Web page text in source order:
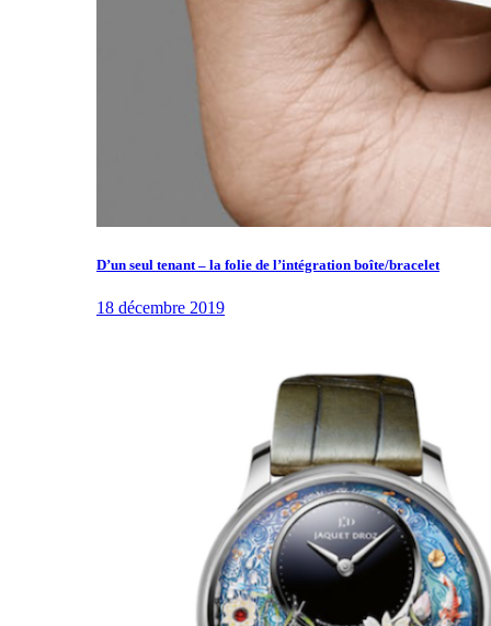
D’un seul tenant – la folie de l’intégration boîte/bracelet
18 décembre 2019